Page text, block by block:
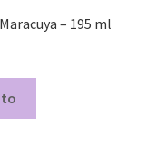
– 195 ml